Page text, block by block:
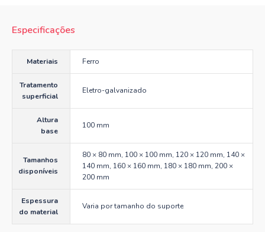
Especificações
Materiais Ferro
Tratamento
superficial
Eletro-galvanizado
Altura
base
100 mm
Tamanhos
disponíveis
80 × 80 mm, 100 × 100 mm, 120 × 120 mm, 140 ×
140 mm, 160 × 160 mm, 180 × 180 mm, 200 ×
200 mm
Espessura
do material
Varia por tamanho do suporte